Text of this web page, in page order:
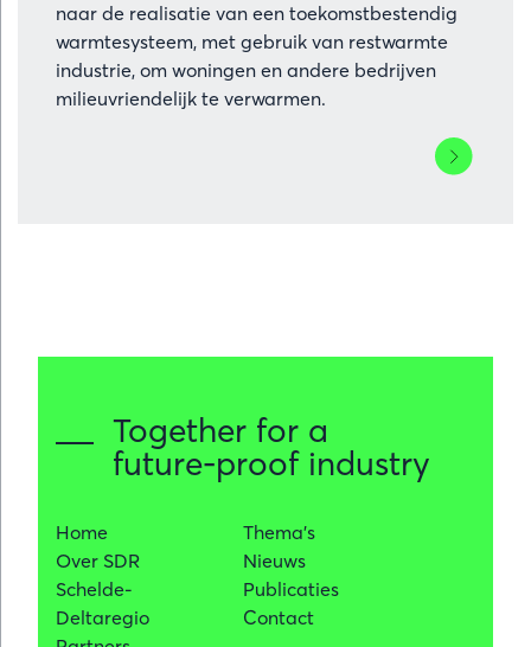
naar de realisatie van een toekomstbestendig
warmtesysteem, met gebruik van restwarmte
industrie, om woningen en andere bedrijven
milieuvriendelijk te verwarmen.
Lees
meer
Together for a
future-proof industry
Home
Over SDR
Schelde-
Deltaregio
Thema's
Nieuws
Publicaties
Contact